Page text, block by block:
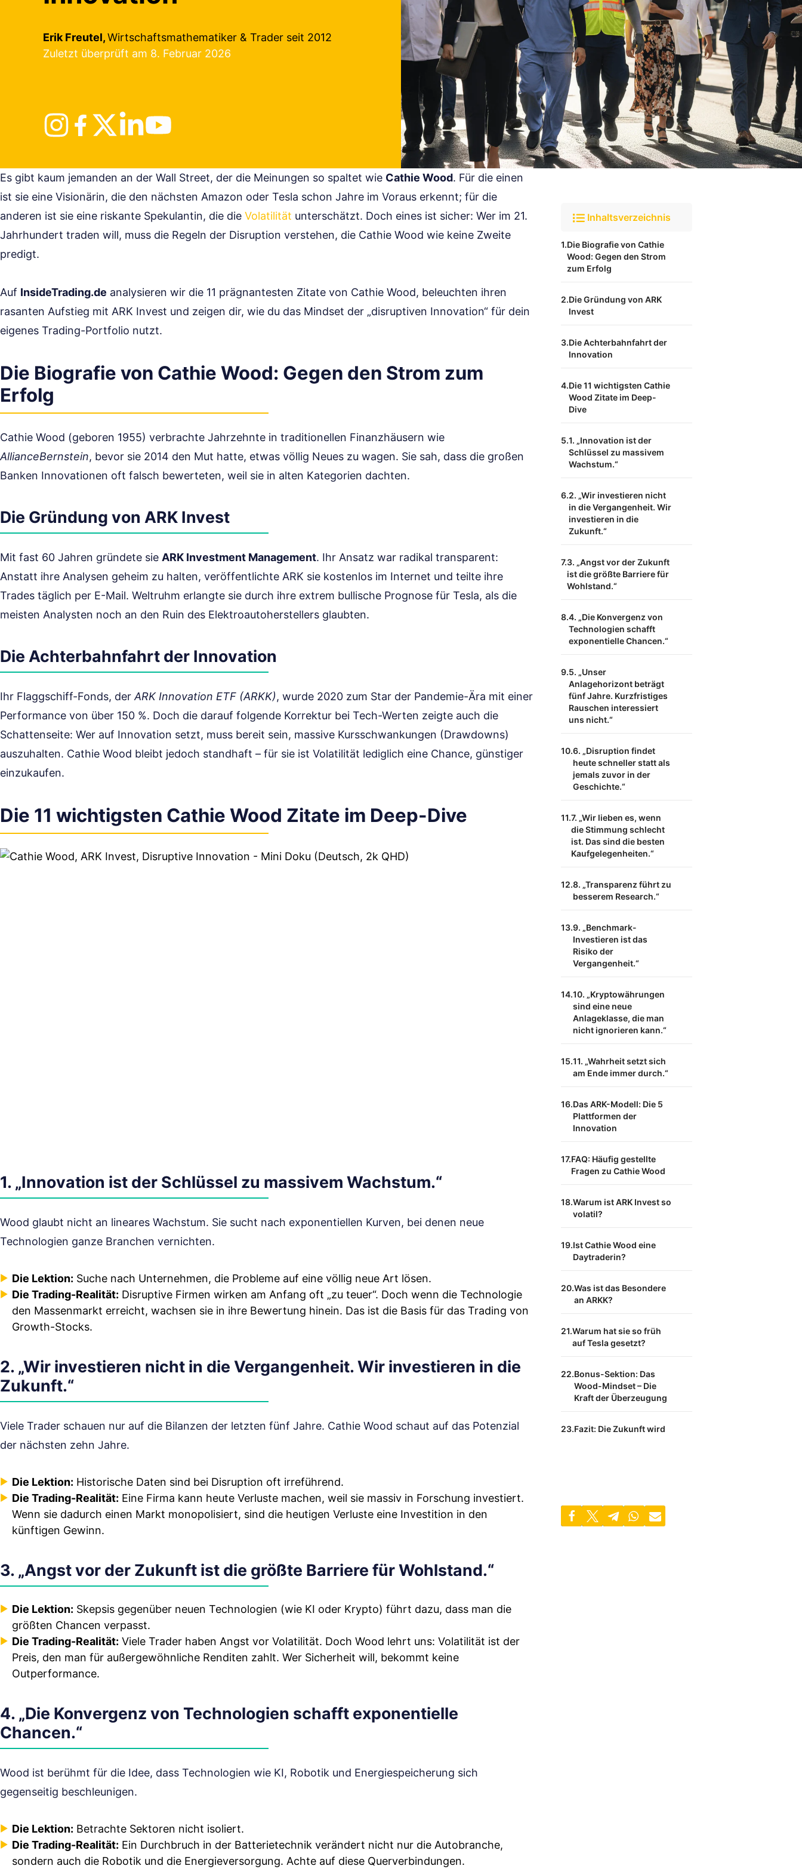
Erik Freutel,Wirtschaftsmathematiker & Trader seit 2012
Zuletzt überprüft am 8. Februar 2026
Es gibt kaum jemanden an der Wall Street, der die Meinungen so spaltet wie Cathie Wood. Für die einen
ist sie eine Visionärin, die den nächsten Amazon oder Tesla schon Jahre im Voraus erkennt; für die
anderen ist sie eine riskante Spekulantin, die die Volatilität unterschätzt. Doch eines ist sicher: Wer im 21.
Jahrhundert traden will, muss die Regeln der Disruption verstehen, die Cathie Wood wie keine Zweite
predigt.
Auf InsideTrading.de analysieren wir die 11 prägnantesten Zitate von Cathie Wood, beleuchten ihren
rasanten Aufstieg mit ARK Invest und zeigen dir, wie du das Mindset der „disruptiven Innovation“ für dein
eigenes Trading-Portfolio nutzt.
Die Biografie von Cathie Wood: Gegen den Strom zum
Erfolg
Cathie Wood (geboren 1955) verbrachte Jahrzehnte in traditionellen Finanzhäusern wie
AllianceBernstein, bevor sie 2014 den Mut hatte, etwas völlig Neues zu wagen. Sie sah, dass die großen
Banken Innovationen oft falsch bewerteten, weil sie in alten Kategorien dachten.
Die Gründung von ARK Invest
Mit fast 60 Jahren gründete sie ARK Investment Management. Ihr Ansatz war radikal transparent:
Anstatt ihre Analysen geheim zu halten, veröffentlichte ARK sie kostenlos im Internet und teilte ihre
Trades täglich per E-Mail. Weltruhm erlangte sie durch ihre extrem bullische Prognose für Tesla, als die
meisten Analysten noch an den Ruin des Elektroautoherstellers glaubten.
Die Achterbahnfahrt der Innovation
Ihr Flaggschiff-Fonds, der ARK Innovation ETF (ARKK), wurde 2020 zum Star der Pandemie-Ära mit einer
Performance von über 150 %. Doch die darauf folgende Korrektur bei Tech-Werten zeigte auch die
Schattenseite: Wer auf Innovation setzt, muss bereit sein, massive Kursschwankungen (Drawdowns)
auszuhalten. Cathie Wood bleibt jedoch standhaft – für sie ist Volatilität lediglich eine Chance, günstiger
einzukaufen.
Die 11 wichtigsten Cathie Wood Zitate im Deep-Dive
1. „Innovation ist der Schlüssel zu massivem Wachstum.“
Wood glaubt nicht an lineares Wachstum. Sie sucht nach exponentiellen Kurven, bei denen neue
Technologien ganze Branchen vernichten.
Die Lektion: Suche nach Unternehmen, die Probleme auf eine völlig neue Art lösen.
Die Trading-Realität: Disruptive Firmen wirken am Anfang oft „zu teuer“. Doch wenn die Technologie
den Massenmarkt erreicht, wachsen sie in ihre Bewertung hinein. Das ist die Basis für das Trading von
Growth-Stocks.
2. „Wir investieren nicht in die Vergangenheit. Wir investieren in die
Zukunft.“
Viele Trader schauen nur auf die Bilanzen der letzten fünf Jahre. Cathie Wood schaut auf das Potenzial
der nächsten zehn Jahre.
Die Lektion: Historische Daten sind bei Disruption oft irreführend.
Die Trading-Realität: Eine Firma kann heute Verluste machen, weil sie massiv in Forschung investiert.
Wenn sie dadurch einen Markt monopolisiert, sind die heutigen Verluste eine Investition in den
künftigen Gewinn.
3. „Angst vor der Zukunft ist die größte Barriere für Wohlstand.“
Die Lektion: Skepsis gegenüber neuen Technologien (wie KI oder Krypto) führt dazu, dass man die
größten Chancen verpasst.
Die Trading-Realität: Viele Trader haben Angst vor Volatilität. Doch Wood lehrt uns: Volatilität ist der
Preis, den man für außergewöhnliche Renditen zahlt. Wer Sicherheit will, bekommt keine
Outperformance.
4. „Die Konvergenz von Technologien schafft exponentielle
Chancen.“
Wood ist berühmt für die Idee, dass Technologien wie KI, Robotik und Energiespeicherung sich
gegenseitig beschleunigen.
Die Lektion: Betrachte Sektoren nicht isoliert.
Die Trading-Realität: Ein Durchbruch in der Batterietechnik verändert nicht nur die Autobranche,
sondern auch die Robotik und die Energieversorgung. Achte auf diese Querverbindungen.
Inhaltsverzeichnis
Die Biografie von Cathie
Wood: Gegen den Strom
zum Erfolg
Die Gründung von ARK
Invest
Die Achterbahnfahrt der
Innovation
Die 11 wichtigsten Cathie
Wood Zitate im Deep-
Dive
1. „Innovation ist der
Schlüssel zu massivem
Wachstum.“
2. „Wir investieren nicht
in die Vergangenheit. Wir
investieren in die
Zukunft.“
3. „Angst vor der Zukunft
ist die größte Barriere für
Wohlstand.“
4. „Die Konvergenz von
Technologien schafft
exponentielle Chancen.“
5. „Unser
Anlagehorizont beträgt
fünf Jahre. Kurzfristiges
Rauschen interessiert
uns nicht.“
6. „Disruption findet
heute schneller statt als
jemals zuvor in der
Geschichte.“
7. „Wir lieben es, wenn
die Stimmung schlecht
ist. Das sind die besten
Kaufgelegenheiten.“
8. „Transparenz führt zu
besserem Research.“
9. „Benchmark-
Investieren ist das
Risiko der
Vergangenheit.“
10. „Kryptowährungen
sind eine neue
Anlageklasse, die man
nicht ignorieren kann.“
11. „Wahrheit setzt sich
am Ende immer durch.“
Das ARK-Modell: Die 5
Plattformen der
Innovation
FAQ: Häufig gestellte
Fragen zu Cathie Wood
Warum ist ARK Invest so
volatil?
Ist Cathie Wood eine
Daytraderin?
Was ist das Besondere
an ARKK?
Warum hat sie so früh
auf Tesla gesetzt?
Bonus-Sektion: Das
Wood-Mindset – Die
Kraft der Überzeugung
Fazit: Die Zukunft wird